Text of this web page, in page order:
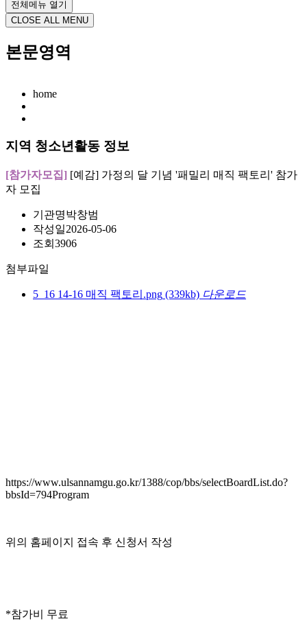
전체메뉴 열기
CLOSE ALL MENU
본문영역
home
지역 청소년활동 정보
[참가자모집] [예감] 가정의 달 기념 '패밀리 매직 팩토리' 참가
자 모집
기관명박창범
작성일2026-05-06
조회 3906
첨부파일
5_16 14-16 매직 팩토리.png (339kb) 다운로드
https://www.ulsannamgu.go.kr/1388/cop/bbs/selectBoardList.do?
bbsId=794Program
위의 홈페이지 접속 후 신청서 작성
*참가비 무료